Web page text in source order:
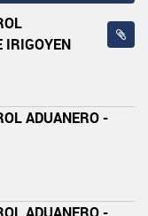
IRIGOYEN
ADUANERO -